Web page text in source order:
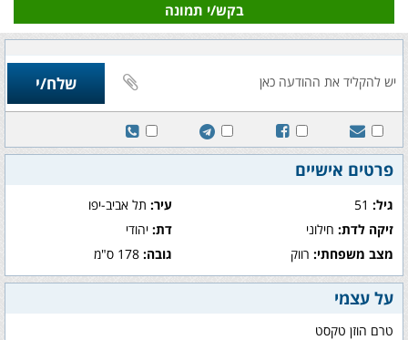
בקש/י תמונה
פרטים אישיים
גיל: עיר:תל אביב-יפו
זיקה לדת: חילוני דת:יהודי
מצב משפחתי: רווק גובה:178 ס"מ
על עצמי
טרם הוזן טקסט